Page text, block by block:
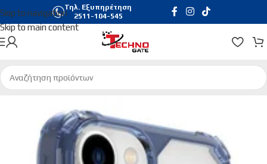
Skip to navigation
Skip to main content
Τηλ. Εξυπηρέτηση
2511-104-545
Αρχική σελίδα/Τηλεφωνία & Tablets/Θήκες Κινητών